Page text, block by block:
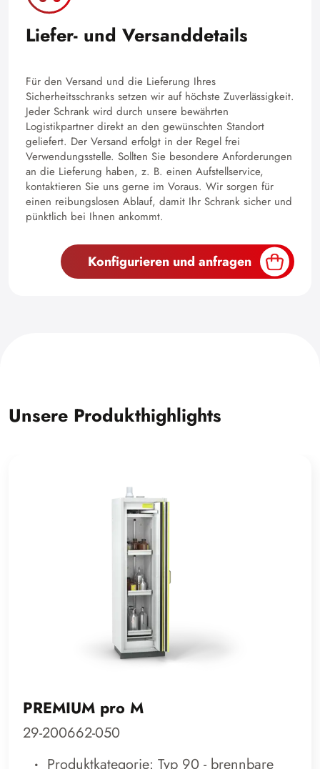
Liefer- und Versanddetails
Für den Versand und die Lieferung Ihres
Sicherheitsschranks setzen wir auf höchste Zuverlässigkeit.
Jeder Schrank wird durch unsere bewährten
Logistikpartner direkt an den gewünschten Standort
geliefert. Der Versand erfolgt in der Regel frei
Verwendungsstelle. Sollten Sie besondere Anforderungen
an die Lieferung haben, z. B. einen Aufstellservice,
kontaktieren Sie uns gerne im Voraus. Wir sorgen für
einen reibungslosen Ablauf, damit Ihr Schrank sicher und
pünktlich bei Ihnen ankommt.
Konfigurieren und anfragen
Unsere Produkthighlights
PREMIUM pro M
29-200662-050
Produktkategorie: Typ 90 - brennbare